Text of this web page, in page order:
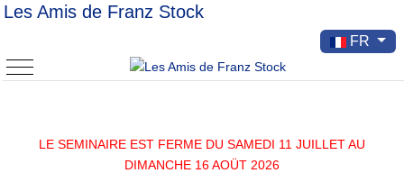
Les Amis de Franz Stock
Sélectionnez
FR
Mobile Menu Toggle
LE SEMINAIRE EST FERME DU SAMEDI 11 JUILLET AU
DIMANCHE 16 AOÜT 2026